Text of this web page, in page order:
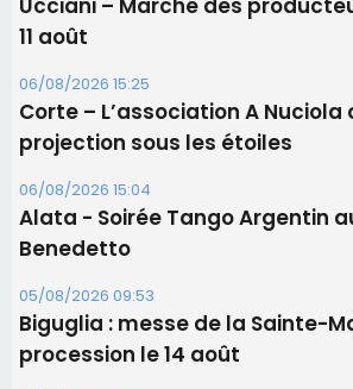
Ucciani – Marché des
11 août
06/08/2026 15:25
Corte – L’association A
projection sous les étoiles
06/08/2026 15:04
Alata - Soirée Tango Argentin
Benedetto
05/08/2026 09:53
Biguglia : messe de la Sainte-
procession le 14 août